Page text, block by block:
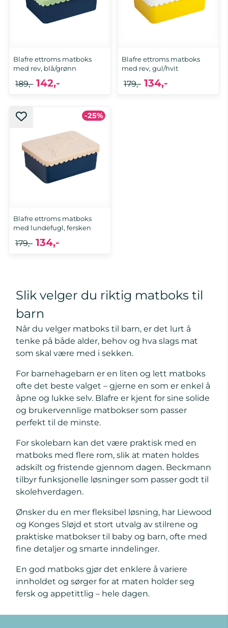
Blafre ettroms matboks
med rev, blå/grønn
142,-
189,-
Blafre ettroms matboks
med rev, gul/hvit
134,-
179,-
-25%
Blafre ettroms matboks
med lundefugl, fersken
134,-
179,-
Slik velger du riktig matboks til
barn
Når du velger matboks til barn, er det lurt å
tenke på både alder, behov og hva slags mat
som skal være med i sekken.
For barnehagebarn er en liten og lett matboks
ofte det beste valget – gjerne en som er enkel å
åpne og lukke selv. Blafre er kjent for sine solide
og brukervennlige matbokser som passer
perfekt til de minste.
For skolebarn kan det være praktisk med en
matboks med flere rom, slik at maten holdes
adskilt og fristende gjennom dagen. Beckmann
tilbyr funksjonelle løsninger som passer godt til
skolehverdagen.
Ønsker du en mer fleksibel løsning, har Liewood
og Konges Sløjd et stort utvalg av stilrene og
praktiske matbokser til baby og barn, ofte med
fine detaljer og smarte inndelinger.
En god matboks gjør det enklere å variere
innholdet og sørger for at maten holder seg
fersk og appetittlig – hele dagen.